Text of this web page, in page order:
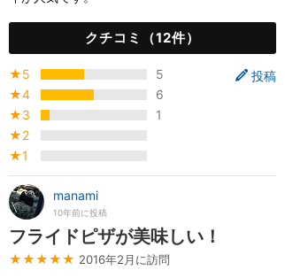
クチコミ（12件）
投稿
★5
5
★4
6
★3
1
★2
★1
manami
10年前に投稿
フライドピザが美味しい！
★★★★★ 2016年2月に訪問